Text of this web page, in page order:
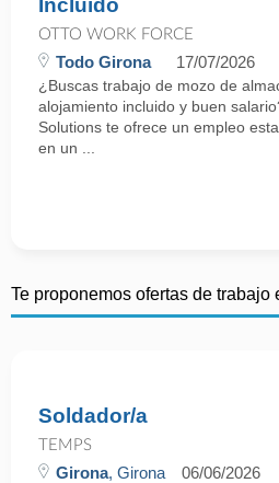
Incluido
OTTO WORK FORCE
Todo Girona 17/07/2026
¿Buscas trabajo de mozo de
alojamiento incluido y buen
Solutions te ofrece un empleo
en un ...
Te proponemos ofertas de trabajo
Soldador/a
TEMPS
Girona, Girona 06/06/2026